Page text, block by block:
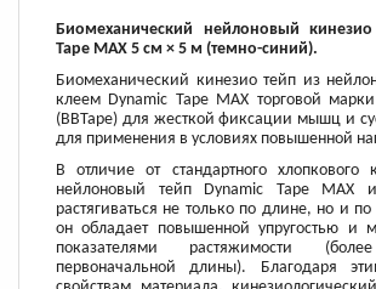
Биомеханический нейлоновый
Tape MAX 5 см × 5 м (темно-синий).
Биомеханический кинезио тейп из
клеем Dynamic Tape MAX торговой
(BBTape) для жесткой фиксации мышц и
для применения в условиях повышенной
В отличие от стандартного хлопкового
нейлоновый тейп Dynamic Tape MAX
растягиваться не только по длине, но и
он обладает повышенной упругостью и
показателями растяжимости
первоначальной длины). Благодаря